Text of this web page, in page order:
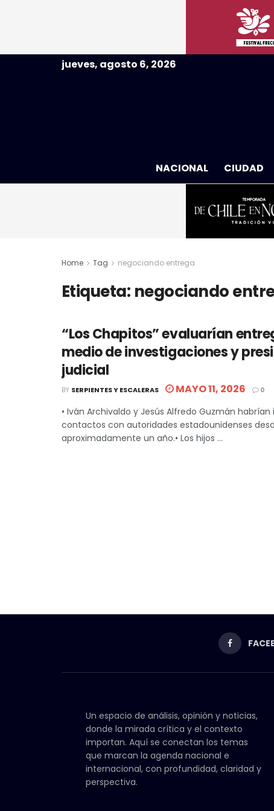
jueves, agosto 6, 2026
NACIONAL CIUDAD
Home Tag negociando entrega
Etiqueta: negociando
“Los Chapitos” evaluarían
medio de investigaciones y
judicial
BY SERPIENTES Y ESCALERAS MAYO 11, 2026 0
• Iván Archivaldo y Jesús Alfredo Guzmán habrían
contactos con autoridades estadounidenses
aproximadamente un año.• Los hijos ...
Un espacio de análisis, opinión y noticias,
donde la mirada crítica y el contexto
importan. Aquí se conectan los temas
que marcan la agenda nacional e
internacional, con profundidad, claridad y
perspectiva.